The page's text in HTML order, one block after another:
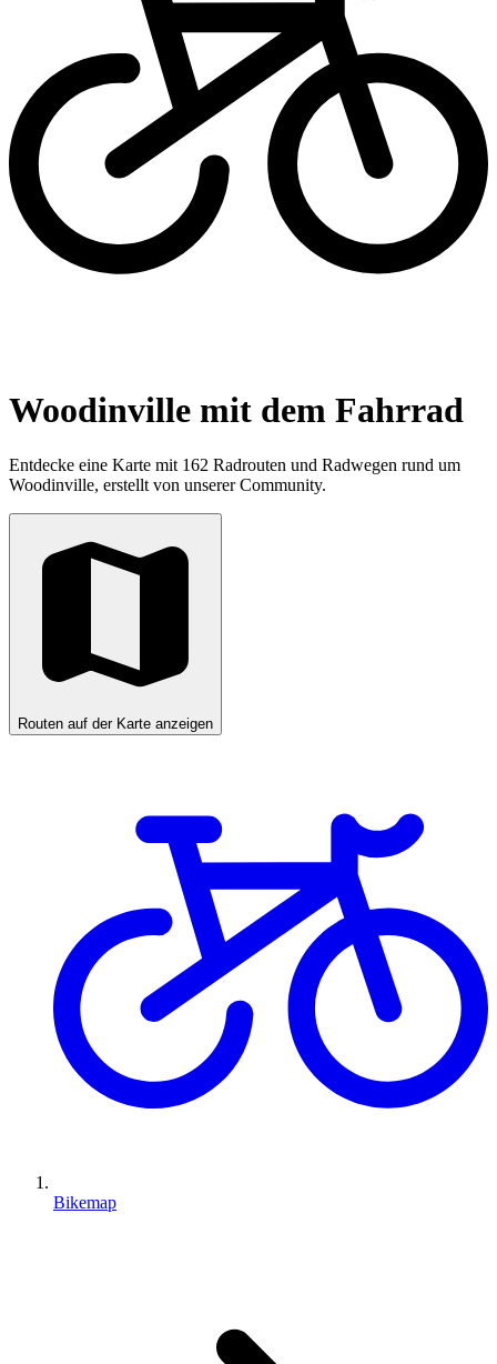
Woodinville mit dem Fahrrad
Entdecke eine Karte mit 162 Radrouten und Radwegen rund um
Woodinville, erstellt von unserer Community.
Routen auf der Karte anzeigen
Bikemap